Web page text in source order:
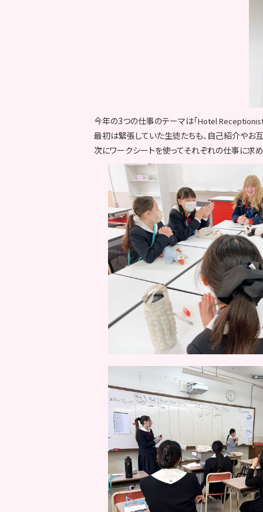
今年の3つの仕事のテーマは「Hotel Receptionist
最初は緊張していた生徒たちも、自己紹介やお
次にワークシートを使ってそれぞれの仕事に求